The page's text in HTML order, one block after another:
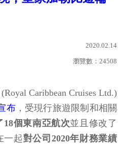
2020.02.14
瀏覽數： 24508
Caribbean Cruises Ltd.)
布，受現行旅遊限制和相關
18個東南亞航次並且修改了
一起對公司2020年財務業績